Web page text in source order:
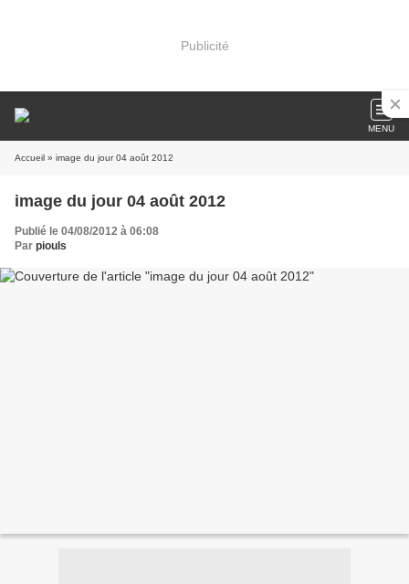
Publicité
MENU
Accueil » image du jour 04 août 2012
image du jour 04 août 2012
Publié le 04/08/2012 à 06:08
Par piouls